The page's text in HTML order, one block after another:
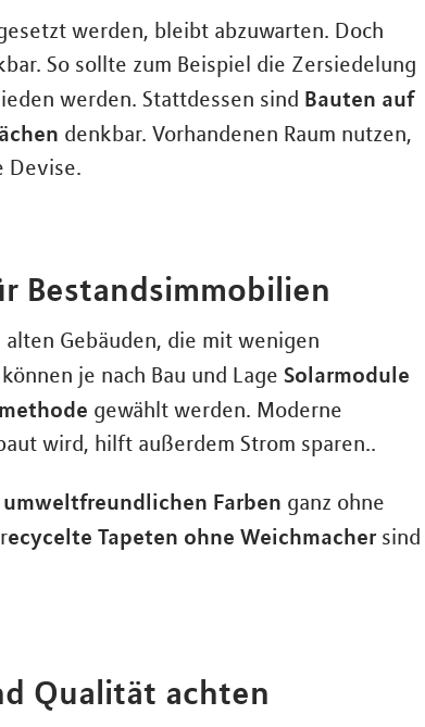
werden, bleibt abzuwarten. Doch
So sollte zum Beispiel die Zersiedelung
werden. Stattdessen sind Bauten auf
denkbar. Vorhandenen Raum nutzen,
Devise.
Bestandsimmobilien
Gebäuden, die mit wenigen
je nach Bau und Lage Solarmodule
gewählt werden. Moderne
wird, hilft außerdem Strom sparen..
umweltfreundlichen Farben ganz ohne
ecycelte Tapeten ohne Weichmachersind
Qualität achten